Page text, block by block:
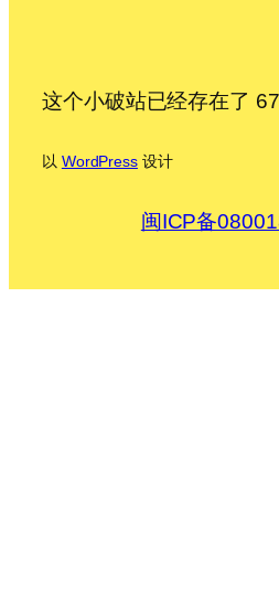
这个小破站已经存在了
以 WordPress设计
闽ICP备